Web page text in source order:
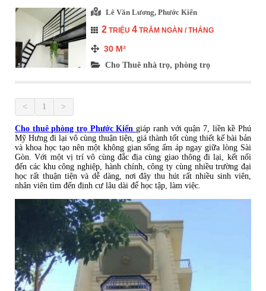
Lê Văn Lương, Phước Kiển
2 TRIỆU4 TRĂM NGÀN / THÁNG
30 M²
Cho Thuê nhà trọ, phòng trọ
< 1 >
Cho thuê phòng trọ Phước Kiểngiáp ranh với quận 7, liền kề Phú
Mỹ Hưng đi lại vô cùng thuận tiện, giá thành tốt cùng thiết kế bài bản
và khoa học tạo nên một không gian sống ấm áp ngay giữa lòng Sài
Gòn. Với một vị trí vô cùng đắc địa cùng giao thông đi lại, kết nối
đến các khu công nghiệp, hành chính, công ty cùng nhiều trường đại
học rất thuận tiện và dễ dàng, nơi đây thu hút rất nhiều sinh viên,
nhân viên tìm đến định cư lâu dài để học tập, làm việc.